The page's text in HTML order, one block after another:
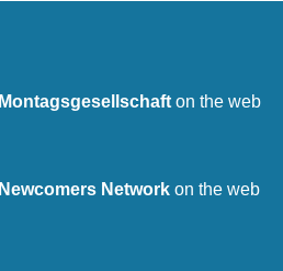
Montagsgesellschafton the web
Newcomers Networkon the web